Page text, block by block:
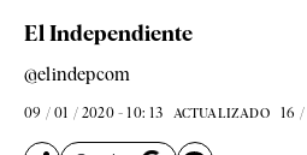
El Independiente
@elindepcom
09 / 01 / 2020 - 10: 13 ACTUALIZADO 16